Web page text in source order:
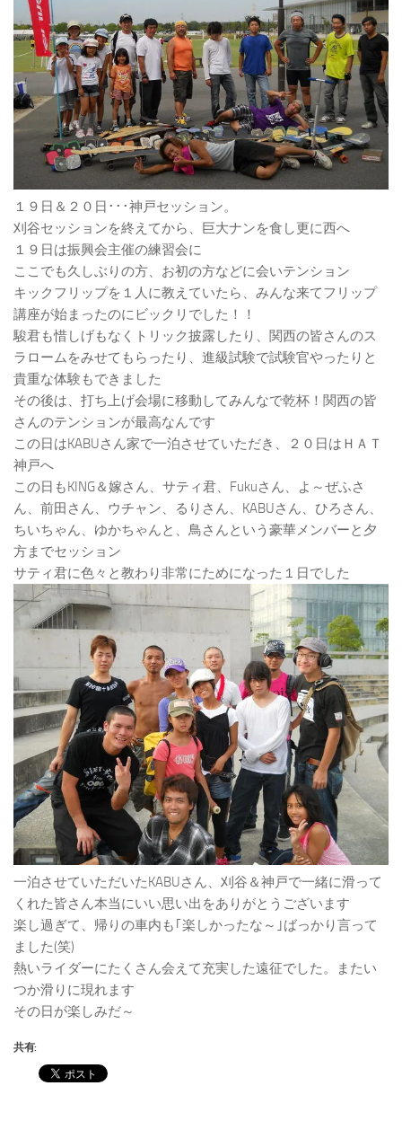
１９日＆２０日･･･神戸セッション。
刈谷セッションを終えてから、巨大ナンを食し更に西へ
１９日は振興会主催の練習会に
ここでも久しぶりの方、お初の方などに会いテンション
キックフリップを１人に教えていたら、みんな来てフリップ
講座が始まったのにビックリでした！！
駿君も惜しげもなくトリック披露したり、関西の皆さんのス
ラロームをみせてもらったり、進級試験で試験官やったりと
貴重な体験もできました
その後は、打ち上げ会場に移動してみんなで乾杯！関西の皆
さんのテンションが最高なんです
この日はKABUさん家で一泊させていただき、２０日はＨＡＴ
神戸へ
この日もKING＆嫁さん、サティ君、Fukuさん、よ～ぜふさ
ん、前田さん、ウチャン、るりさん、KABUさん、ひろさん、
ちいちゃん、ゆかちゃんと、鳥さんという豪華メンバーと夕
方までセッション
サティ君に色々と教わり非常にためになった１日でした
一泊させていただいたKABUさん、刈谷＆神戸で一緒に滑って
くれた皆さん本当にいい思い出をありがとうございます
楽し過ぎて、帰りの車内も｢楽しかったな～｣ばっかり言って
ました(笑)
熱いライダーにたくさん会えて充実した遠征でした。またい
つか滑りに現れます
その日が楽しみだ～
共有: